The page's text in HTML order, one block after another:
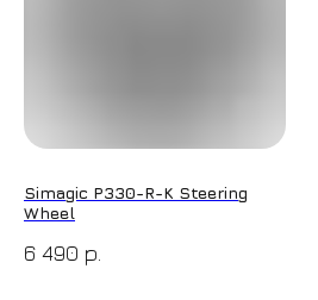
Simagic P330-R-K Steering
Wheel
6 490 р.